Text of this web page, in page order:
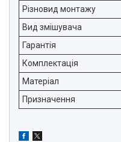
Різновид монтажу
Вид змішувача
Гарантія
Комплектація
Матеріал
Призначення